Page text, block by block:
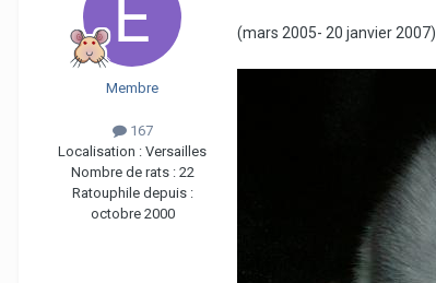
Membre
167
Localisation : Versailles
Nombre de rats : 22
Ratouphile depuis :
octobre 2000
(mars 2005- 20 janvier 2007)